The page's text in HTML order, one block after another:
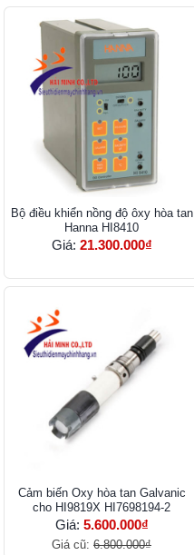
Bộ điều khiển nồng độ ôxy hòa tan
Hanna HI8410
Giá: 21.300.000₫
Cảm biến Oxy hòa tan Galvanic
cho HI9819X HI7698194-2
Giá: 5.600.000₫
Giá cũ: 6.800.000₫